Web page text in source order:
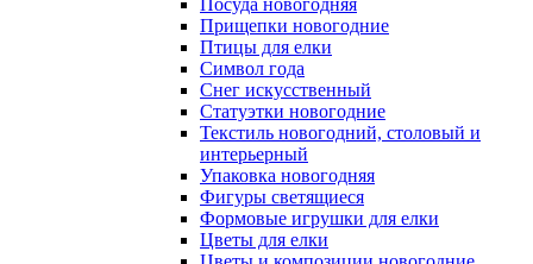
Посуда новогодняя
Прищепки новогодние
Птицы для елки
Символ года
Снег искусственный
Статуэтки новогодние
Текстиль новогодний, столовый и
интерьерный
Упаковка новогодняя
Фигуры светящиеся
Формовые игрушки для елки
Цветы для елки